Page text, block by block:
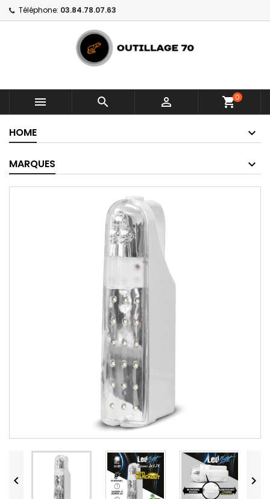
Téléphone: 03.84.78.07.63
   shopping_cart0
HOME
MARQUES
 